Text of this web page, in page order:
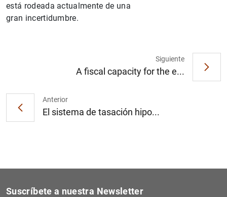
está rodeada actualmente de una
gran incertidumbre.
Anterior
El sistema de tasación hipo...
Siguiente
A fiscal capacity for the e...
Suscríbete a nuestra Newsletter